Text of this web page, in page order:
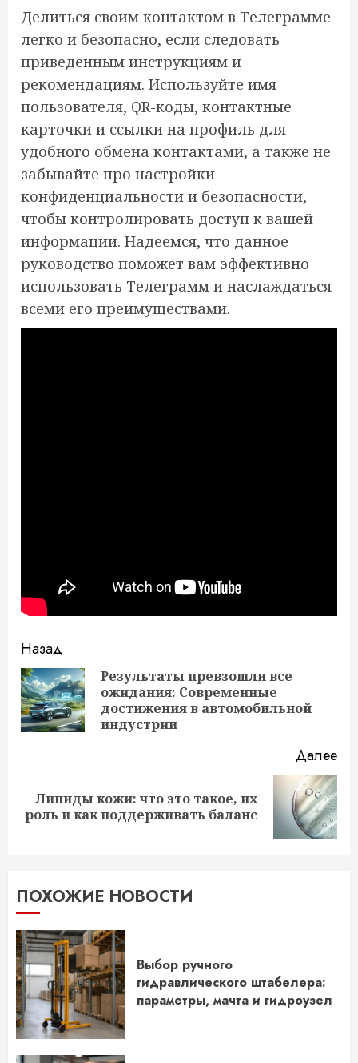
Делиться своим контактом в Телеграмме
легко и безопасно, если следовать
приведенным инструкциям и
рекомендациям. Используйте имя
пользователя, QR-коды, контактные
карточки и ссылки на профиль для
удобного обмена контактами, а также не
забывайте про настройки
конфиденциальности и безопасности,
чтобы контролировать доступ к вашей
информации. Надеемся, что данное
руководство поможет вам эффективно
использовать Телеграмм и наслаждаться
всеми его преимуществами.
Продолжить
чтение
Назад
Результаты превзошли все
ожидания: Современные
достижения в автомобильной
индустрии
Далее
Следующая
запись:
Липиды кожи: что это такое, их
роль и как поддерживать баланс
ПОХОЖИЕ НОВОСТИ
Выбор ручного
гидравлического штабелера:
параметры, мачта и гидроузел